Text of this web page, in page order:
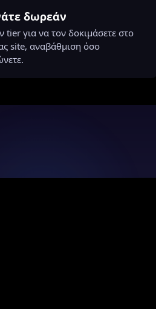
δωρεάν
tier για να τον δοκιμάσετε στο
site, αναβάθμιση όσο